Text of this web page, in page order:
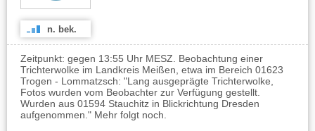
n. bek.
Zeitpunkt: gegen 13:55 Uhr MESZ. Beobachtung einer
Trichterwolke im Landkreis Meißen, etwa im Bereich 01623
Trogen - Lommatzsch: "Lang ausgeprägte Trichterwolke,
Fotos wurden vom Beobachter zur Verfügung gestellt.
Wurden aus 01594 Stauchitz in Blickrichtung Dresden
aufgenommen." Mehr folgt noch.